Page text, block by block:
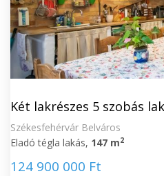
Két lakrészes 5 szobás
Székesfehérvár Belváros
Eladó tégla lakás, 147 m2
124 900 000 Ft